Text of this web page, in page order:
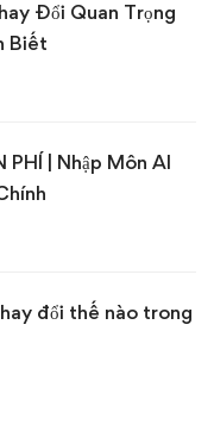
Đổi Quan Trọng
Biết
PHÍ | Nhập Môn AI
đổi thế nào trong